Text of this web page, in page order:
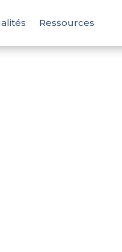
Ressources